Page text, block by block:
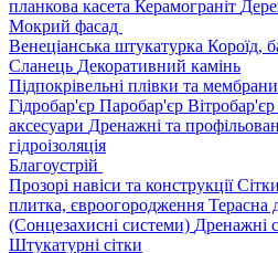
планкова касета Керамограніт
Мокрий фасад
Венеціанська штукатурка Короїд,
Сланець Декоративний камінь
Підпокрівельні плівки та мембрани
Гідробар'єр Паробар'єр Вітробар'єр
аксесуари Дренажні та
гідроізоляція
Благоустрій
Прозорі навіси та конструкції
плитка, євроогородження Терасна
(Сонцезахисні системи) Дренажні
Штукатурні сітки